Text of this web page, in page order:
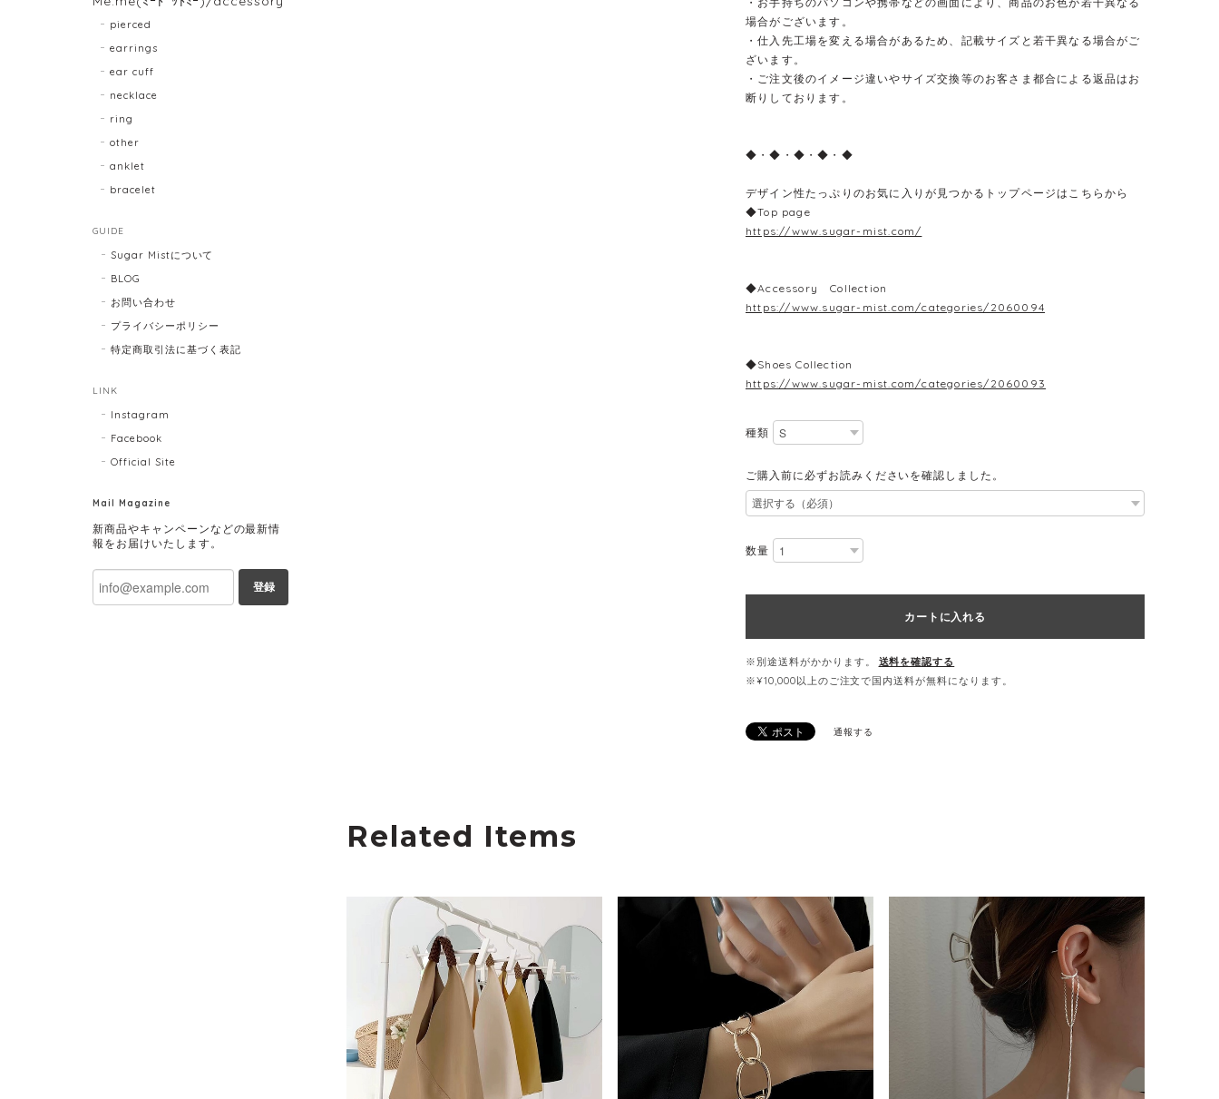
場合がございます。
・仕入先工場を変える場合があるため、記載サイズと若干異なる場合がご
ざいます。
・ご注文後のイメージ違いやサイズ交換等のお客さま都合による返品はお
断りしております。
◆・◆・◆・◆・◆
デザイン性たっぷりのお気に入りが見つかるトップページはこちらから
◆Top page
https://www.sugar-mist.com/
◆Accessory Collection
https://www.sugar-mist.com/categories/2060094
◆Shoes Collection
https://www.sugar-mist.com/categories/2060093
種類
ご購入前に必ずお読みくださいを確認しました。
数量
カートに入れる
※別途送料がかかります。
送料を確認する
※¥10,000以上のご注文で国内送料が無料になります。
通報する
Related Items
pierced
earrings
ear cuff
necklace
ring
other
anklet
bracelet
GUIDE
Sugar Mistについて
BLOG
お問い合わせ
プライバシーポリシー
特定商取引法に基づく表記
LINK
Instagram
Facebook
Official Site
Mail Magazine
新商品やキャンペーンなどの最新情
報をお届けいたします。
登録